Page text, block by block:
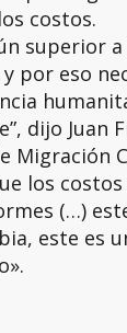
costos.
superior
por eso
dijo Juan
Migración
los costos
(…)
este es